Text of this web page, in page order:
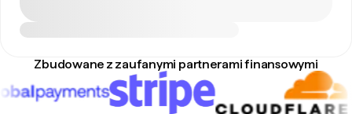
Zbudowane z zaufanymi partnerami finansowymi